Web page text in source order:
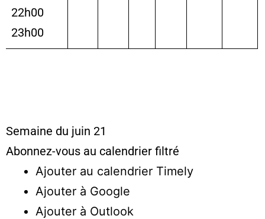
22h00
23h00
Semaine du juin 21
Abonnez-vous au calendrier filtré
Ajouter au calendrier Timely
Ajouter à Google
Ajouter à Outlook